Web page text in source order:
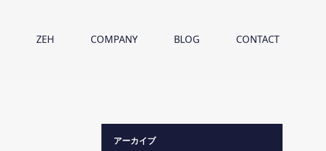
ZEH COMPANY BLOG CONTACT
アーカイブ